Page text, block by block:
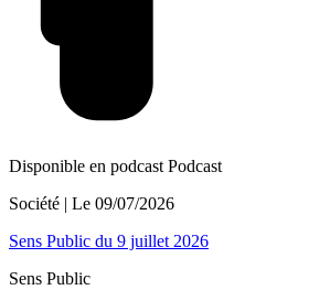
Disponible en podcast Podcast
Société | Le 09/07/2026
Sens Public du 9 juillet 2026
Sens Public